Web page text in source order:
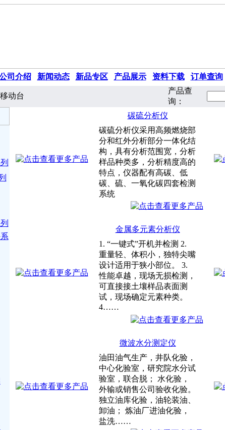
司介绍| 新闻动态| 新品专区| 产品展示| 资料下载| 订单查询|
动台
产品查
询：
碳硫分析仪
碳硫分析仪采用高频燃烧部
分和红外分析部分一体化结
构，具有分析范围宽，分析
样品种类多，分析精度高的
特点，仪器配有高碳、低
碳、硫、一氧化碳四套检测
系统
金属多元素分析仪
1. “一键式”开机并检测 2.
重量轻、体积小，独特尖嘴
设计适用于狭小部位。 3.
性能卓越，现场无损检测，
可直接接土壤样品表面测
试，现场确定元素种类。
4……
微波水分测定仪
油田油气生产，井队化验，
中心化验室，研究院水分试
验室，联合脱； 水化验，
外输或销售公司验收化验。
独立油库化验，油轮装油、
卸油； 炼油厂进油化验，
盐洗……